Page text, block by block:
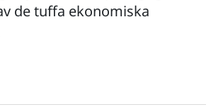
de tuffa ekonomiska